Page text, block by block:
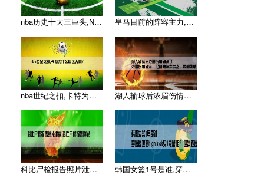
nba历史十大三巨头,NBA历史上的“三巨头”有哪些？ 皇马目前的阵容主力,皇家马德里球员名单（20212022赛季
nba世纪之扣,卡特为什么叫飞人啊？ 湖人输球后浓眉伤情确认了,浓眉伤情确定！伦纳德发声表态，西部
科比尸检报告照片泄露,科比尸检报告曝光 韩国女篮1号是谁,穿透屋顶的high kick女1号是谁 ？